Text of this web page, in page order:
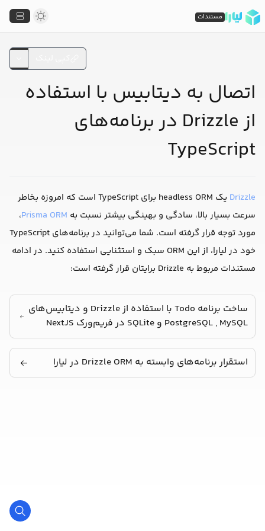
اتصال به دیتابیس با استفاده
از Drizzle در برنامه‌های
TypeScript
Drizzle
یک headless ORM برای TypeScript است که امروزه بخاطر
سرعت بسیار بالا، سادگی و بهینگی بیشتر نسبت به Prisma ORM،
مورد توجه قرار گرفته است. شما می‌توانید در برنامه‌های TypeScript
خود در لیارا، از این ORM سبک و استثنایی استفاده کنید. در ادامه
مستندات مربوط به Drizzle برایتان قرار گرفته است:
ساخت برنامه Todo با استفاده از Drizzle و دیتابیس‌‌های
PostgreSQL , MySQL و SQLite در فریم‌ورک NextJS
استقرار برنامه‌های وابسته به Drizzle ORM در لیارا
مستندات